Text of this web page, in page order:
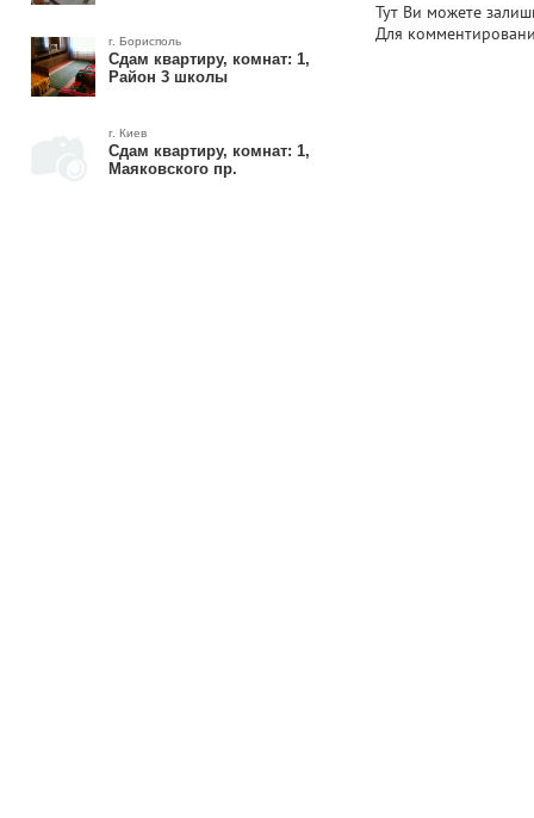
г. Борисполь
Сдам квартиру, комнат: 1,
Район 3 школы
г. Киев
Сдам квартиру, комнат: 1,
Маяковского пр.
Тут Ви можете
Для